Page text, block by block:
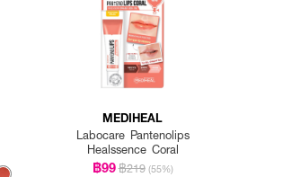
MEDIHEAL
Labocare Pantenolips
Healssence Coral
฿99฿219 (55%)